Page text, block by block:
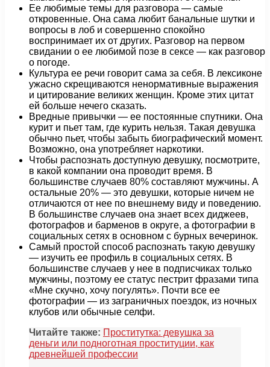
Ее любимые темы для разговора — самые
откровенные. Она сама любит банальные шутки и
вопросы в лоб и совершенно спокойно
воспринимает их от других. Разговор на первом
свидании о ее любимой позе в сексе — как разговор
о погоде.
Культура ее речи говорит сама за себя. В лексиконе
ужасно скрещиваются ненормативные выражения
и цитирование великих женщин. Кроме этих цитат
ей больше нечего сказать.
Вредные привычки — ее постоянные спутники. Она
курит и пьет там, где курить нельзя. Такая девушка
обычно пьет, чтобы забыть биографический момент.
Возможно, она употребляет наркотики.
Чтобы распознать доступную девушку, посмотрите,
в какой компании она проводит время. В
большинстве случаев 80% составляют мужчины. А
остальные 20% — это девушки, которые ничем не
отличаются от нее по внешнему виду и поведению.
В большинстве случаев она знает всех диджеев,
фотографов и барменов в округе, а фотографии в
социальных сетях в основном с бурных вечеринок.
Самый простой способ распознать такую девушку
— изучить ее профиль в социальных сетях. В
большинстве случаев у нее в подписчиках только
мужчины, поэтому ее статус пестрит фразами типа
«Мне скучно, хочу погулять». Почти все ее
фотографии — из заграничных поездок, из ночных
клубов или обычные селфи.
Читайте также: Проститутка: девушка за
деньги или подноготная проституции, как
древнейшей профессии